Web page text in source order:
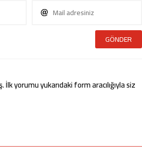
İlk yorumu yukarıdaki form aracılığıyla siz